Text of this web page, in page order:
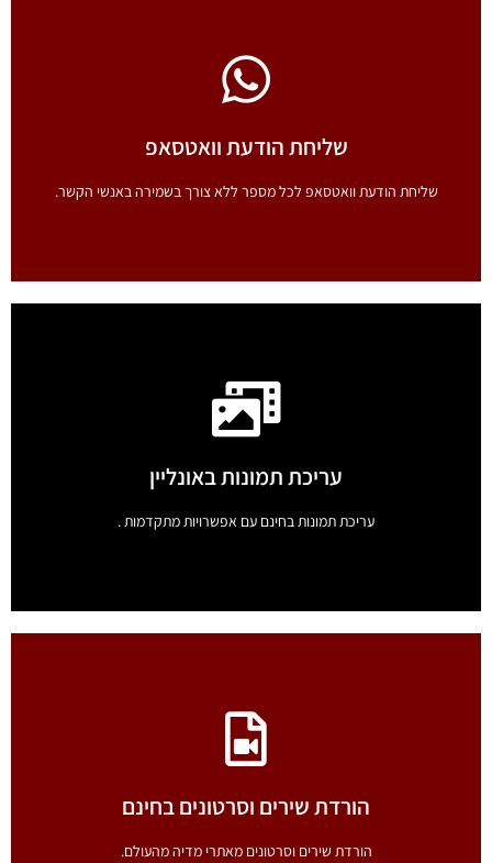
חייגן מהיר
חיוג מהיר לשירותי חירום, לחברות תקשורת, בנקים, תחבורה ועוד.
לחץ כאן
שליחת הודעת וואטסאפ
שליחת הודעת וואטסאפ לכל מספר ללא צורך בשמירה באנשי הקשר.
שליחת הודעת וואטסאפ
שליחת הודעת וואטסאפ לכל מספר ללא צורך בשמירה באנשי הקשר.
לחץ כאן
עריכת תמונות באונליין
עריכת תמונות בחינם עם אפשרויות מתקדמות .
עריכת תמונות באונליין
עריכת תמונות בחינם עם אפשרויות מתקדמות .
לחץ כאן
הורדת שירים וסרטונים בחינם
הורדת שירים וסרטונים מאתרי מדיה מהעולם.